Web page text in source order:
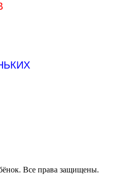
Все права защищены.